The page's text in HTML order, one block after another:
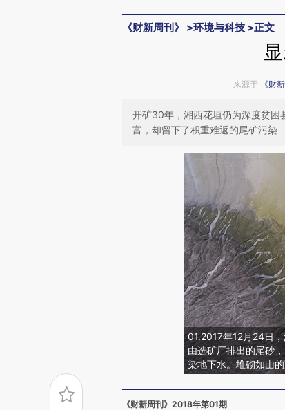
《财新周刊》 >环境与科技 >正文
来源于 《财
开矿30年，湘西花垣仍为深度贫困
富，却留下了积重难返的尾矿污染
01.2017年12月24日
由选矿厂排出的尾砂
染地下水。堆砌如山
《财新周刊》2018年第01期